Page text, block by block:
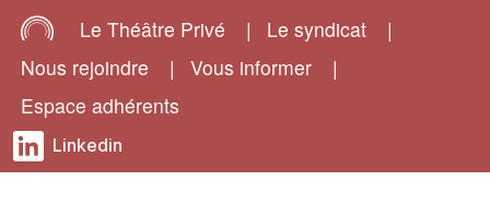
Le Théâtre Privé | Le syndicat
|
Nous rejoindre
| Vous informer
|
Espace adhérents
Linkedin